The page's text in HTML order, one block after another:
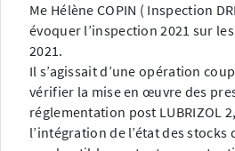
Me Hélène COPIN ( Inspection
évoquer l’inspection 2021 sur
2021.
Il s’agissait d’une opération
vérifier la mise en œuvre des
réglementation post LUBRIZOL
l’intégration de l’état des stocks